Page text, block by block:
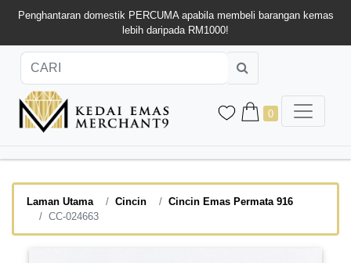
Penghantaran domestik PERCUMA apabila membeli barangan kemas
lebih daripada RM1000!
0
Laman Utama Cincin
Cincin Emas Permata 916
CC-024663